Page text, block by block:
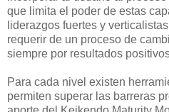
que limita el poder de estas
liderazgos fuertes y
requerir de un proceso de
siempre por resultados
Para cada nivel existen
permiten superar las barreras